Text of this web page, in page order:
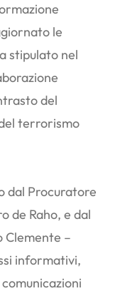
le
stipulato nel
del
terrorismo
dal Procuratore
de Raho, e dal
Clemente –
informativi,